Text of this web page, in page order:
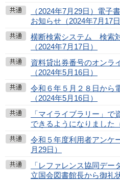
（2024年7月29日）電
お知らせ（2024年7月17日
横断検索システム 検索
（2024年7月17日）
資料貸出券番号のオンラ
（2024年5月16日）
令和６年５月２８日から
（2024年5月16日）
「マイライブラリー」
できるようになりました
令和５年度利用者アンケ
月29日）
「レファレンス協同デ
立国会図書館長から御礼